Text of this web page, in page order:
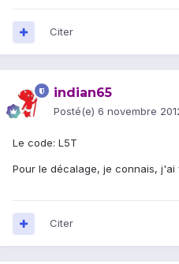
Citer
indian65
Posté(e) 6 novembre
Le code: L5T
Pour le décalage, je connais,
Citer